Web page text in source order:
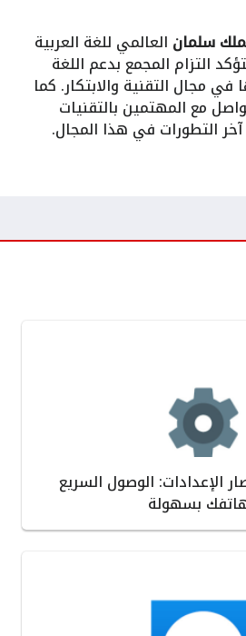
سلمان العالمي للغة العربية
مؤتمر ليب 2025 لتؤكد التزام المجمع بدعم اللغة
في مجال التقنية والابتكار. كما
مع المهتمين بالتقنيات
آخر التطورات في هذا المجال.
الإعدادات: الوصول السريع
بسهولة